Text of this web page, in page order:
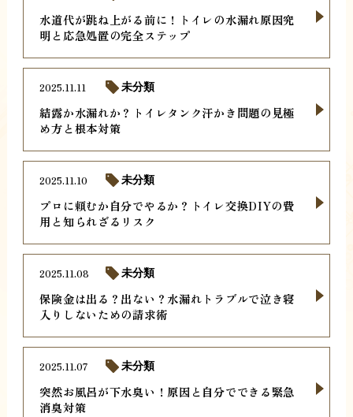
水道代が跳ね上がる前に！トイレの水漏れ原因究
明と応急処置の完全ステップ
結露か水漏れか？トイレタンク汗かき問題の見極
め方と根本対策
2025.11.11 未分類
プロに頼むか自分でやるか？トイレ交換DIYの費
用と知られざるリスク
2025.11.10 未分類
保険金は出る？出ない？水漏れトラブルで泣き寝
入りしないための請求術
2025.11.08 未分類
突然お風呂が下水臭い！原因と自分でできる緊急
消臭対策
2025.11.07 未分類